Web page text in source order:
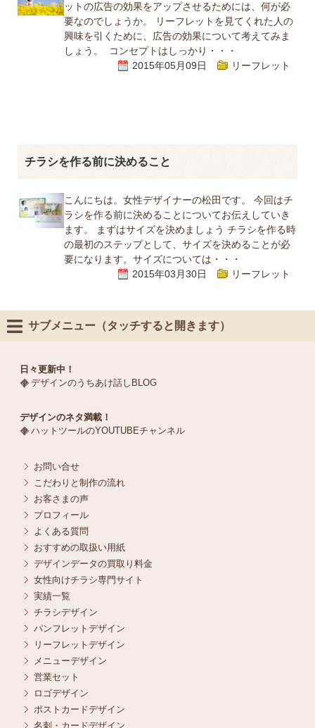
ットの広告の効果をアップさせるためには、何が必
要なのでしょうか。 リーフレットを見てくれた人の
興味を引くために、広告の効果について考えてみま
しょう。 コンセプトはしっかり・・・
2015年05月09日
リーフレット
チラシを作る前に決めること
こんにちは。女性デザイナーの松田です。 今回はチ
ラシを作る前に決めることについてお伝えしていき
ます。 まずはサイズを決めましょう チラシを作る時
の最初のステップとして、サイズを決めることが必
要になります。サイズについては・・・
2015年03月30日
リーフレット
サブメニュー（タッチすると開きます）
日々更新中！
デザインのうちあけ話しBLOG
デザインのネタ満載！
ハットツールのYOUTUBEチャンネル
お問い合せ
こだわりと制作の流れ
お客さまの声
プロフィール
よくある質問
おすすめの取扱い用紙
デザインデータの買取り料金
女性向けチラシ専門サイト
実績一覧
チラシデザイン
パンフレットデザイン
リーフレットデザイン
メニューデザイン
営業セット
ロゴデザイン
ポストカードデザイン
名刺・カードデザイン